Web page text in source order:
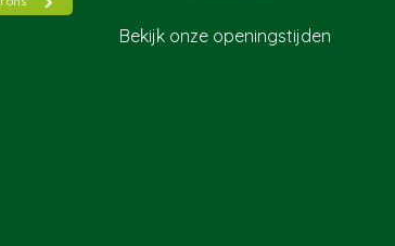
Bekijk onze openingstijden